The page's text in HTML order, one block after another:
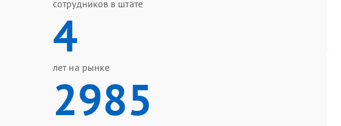
сотрудников в штате
4
лет на рынке
2985